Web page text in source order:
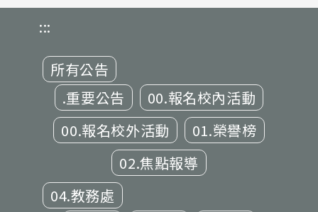
:::
所有公告
.重要公告
00.報名校內活動
00.報名校外活動
01.榮譽榜
02.焦點報導
04.教務處